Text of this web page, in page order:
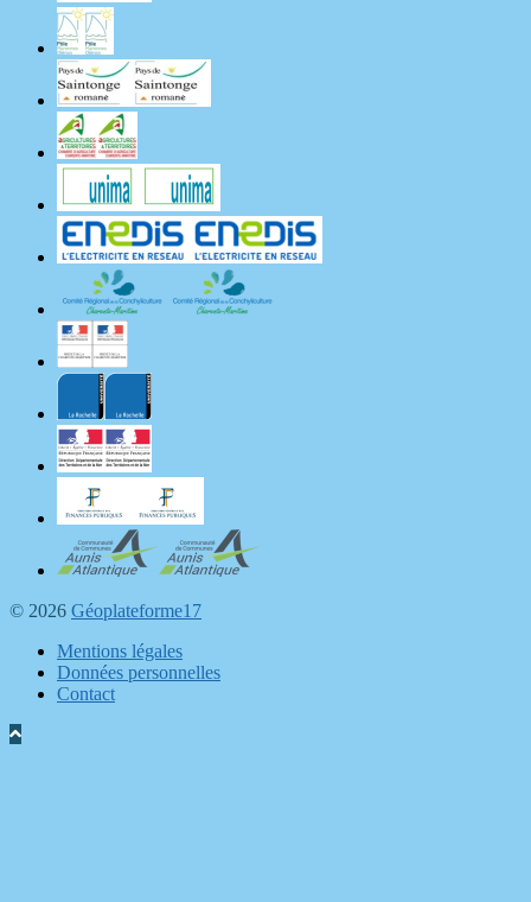
© 2026 Géoplateforme17
Mentions légales
Données personnelles
Contact